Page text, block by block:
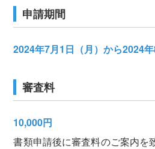
申請期間
2024年7月1日（月）から2024
審査料
10,000円
書類申請後に審査料のご案内を